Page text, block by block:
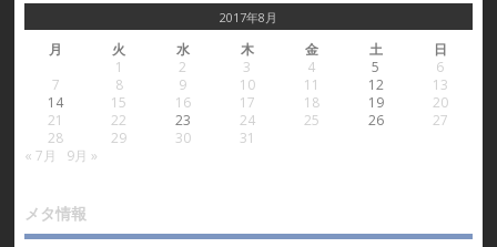
2017年8月
月 火 水 木 金 土
日
1
2 3 4 5
6
7
8 9 10 11 12
13
14
15 16 17 18 19
20
21
22 23 24 25 26
27
28
29 30
31
« 7月
9月 »
メタ情報